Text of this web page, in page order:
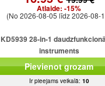
Atlaide: -15%
(No 2026-08-05 līdz 2026-08-
KD5939 28-in-1
instruments
Pievienot grozam
Ir pieejams veikalā: 10